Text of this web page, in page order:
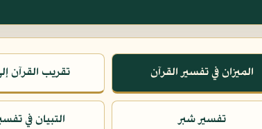
الميزان في تفسير القرآن تقريب القرآن
تفسير شبر التبيان في